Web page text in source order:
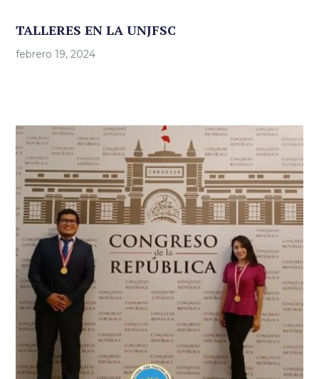
TALLERES EN LA UNJFSC
febrero 19, 2024